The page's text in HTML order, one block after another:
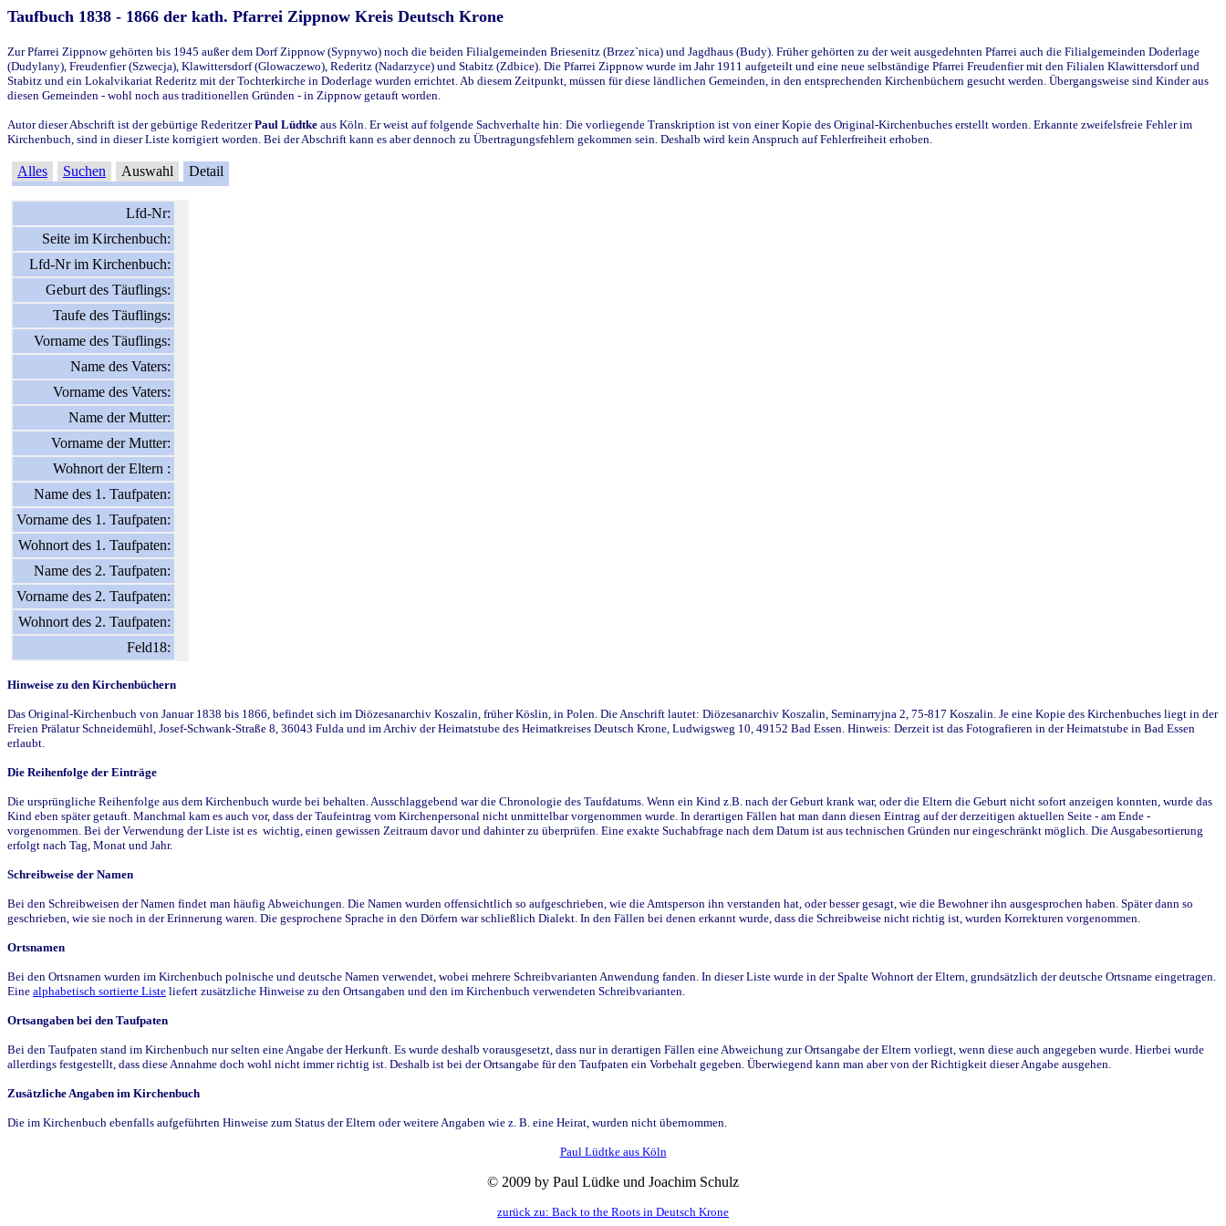
Taufbuch 1838 - 1866 der kath. Pfarrei Zippnow Kreis Deutsch Krone
Zur Pfarrei Zippnow gehörten bis 1945 außer dem Dorf Zippnow (Sypnywo) noch die beiden Filialgemeinden Briesenitz (Brzez`nica) und Jagdhaus (Budy). Früher gehörten zu der weit ausgedehnten Pfarrei auch die Filialgemeinden Doderlage
(Dudylany), Freudenfier (Szwecja), Klawittersdorf (Glowaczewo), Rederitz (Nadarzyce) und Stabitz (Zdbice). Die Pfarrei Zippnow wurde im Jahr 1911 aufgeteilt und eine neue selbständige Pfarrei Freudenfier mit den Filialen Klawittersdorf und
Stabitz und ein Lokalvikariat Rederitz mit der Tochterkirche in Doderlage wurden errichtet. Ab diesem Zeitpunkt, müssen für diese ländlichen Gemeinden, in den entsprechenden Kirchenbüchern gesucht werden. Übergangsweise sind Kinder aus
diesen Gemeinden - wohl noch aus traditionellen Gründen - in Zippnow getauft worden.
Autor dieser Abschrift ist der gebürtige RederitzerPaul Lüdtke aus Köln. Er weist auf folgende Sachverhalte hin: Die vorliegende Transkription ist von einer Kopie des Original-Kirchenbuches erstellt worden. Erkannte zweifelsfreie Fehler im
Kirchenbuch, sind in dieser Liste korrigiert worden. Bei der Abschrift kann es aber dennoch zu Übertragungsfehlern gekommen sein. Deshalb wird kein Anspruch auf Fehlerfreiheit erhoben.
Alles Suchen Auswahl Detail
Lfd-Nr:
Seite im Kirchenbuch:
Lfd-Nr im Kirchenbuch:
Geburt des Täuflings:
Taufe des Täuflings:
Vorname des Täuflings:
Name des Vaters:
Vorname des Vaters:
Name der Mutter:
Vorname der Mutter:
Wohnort der Eltern :
Name des 1. Taufpaten:
Vorname des 1. Taufpaten:
Wohnort des 1. Taufpaten:
Name des 2. Taufpaten:
Vorname des 2. Taufpaten:
Wohnort des 2. Taufpaten:
Feld18:
Hinweise zu den Kirchenbüchern
Das Original-Kirchenbuch von Januar 1838 bis 1866, befindet sich im Diözesanarchiv Koszalin, früher Köslin, in Polen. Die Anschrift lautet: Diözesanarchiv Koszalin, Seminarryjna 2, 75-817 Koszalin. Je eine Kopie des Kirchenbuches liegt in der
Freien Prälatur Schneidemühl, Josef-Schwank-Straße 8, 36043 Fulda und im Archiv der Heimatstube des Heimatkreises Deutsch Krone, Ludwigsweg 10, 49152 Bad Essen. Hinweis: Derzeit ist das Fotografieren in der Heimatstube in Bad Essen
erlaubt.
Die Reihenfolge der Einträge
Die ursprüngliche Reihenfolge aus dem Kirchenbuch wurde bei behalten. Ausschlaggebend war die Chronologie des Taufdatums. Wenn ein Kind z.B. nach der Geburt krank war, oder die Eltern die Geburt nicht sofort anzeigen konnten, wurde das
Kind eben später getauft. Manchmal kam es auch vor, dass der Taufeintrag vom Kirchenpersonal nicht unmittelbar vorgenommen wurde. In derartigen Fällen hat man dann diesen Eintrag auf der derzeitigen aktuellen Seite - am Ende -
vorgenommen. Bei der Verwendung der Liste ist es wichtig, einen gewissen Zeitraum davor und dahinter zu überprüfen. Eine exakte Suchabfrage nach dem Datum ist aus technischen Gründen nur eingeschränkt möglich. Die Ausgabesortierung
erfolgt nach Tag, Monat und Jahr.
Schreibweise der Namen
Bei den Schreibweisen der Namen findet man häufig Abweichungen. Die Namen wurden offensichtlich so aufgeschrieben, wie die Amtsperson ihn verstanden hat, oder besser gesagt, wie die Bewohner ihn ausgesprochen haben. Später dann so
geschrieben, wie sie noch in der Erinnerung waren. Die gesprochene Sprache in den Dörfern war schließlich Dialekt. In den Fällen bei denen erkannt wurde, dass die Schreibweise nicht richtig ist, wurden Korrekturen vorgenommen.
Ortsnamen
Bei den Ortsnamen wurden im Kirchenbuch polnische und deutsche Namen verwendet, wobei mehrere Schreibvarianten Anwendung fanden. In dieser Liste wurde in der Spalte Wohnort der Eltern, grundsätzlich der deutsche Ortsname eingetragen.
Eine alphabetisch sortierte Liste liefert zusätzliche Hinweise zu den Ortsangaben und den im Kirchenbuch verwendeten Schreibvarianten.
Ortsangaben bei den Taufpaten
Bei den Taufpaten stand im Kirchenbuch nur selten eine Angabe der Herkunft. Es wurde deshalb vorausgesetzt, dass nur in derartigen Fällen eine Abweichung zur Ortsangabe der Eltern vorliegt, wenn diese auch angegeben wurde. Hierbei wurde
allerdings festgestellt, dass diese Annahme doch wohl nicht immer richtig ist. Deshalb ist bei der Ortsangabe für den Taufpaten ein Vorbehalt gegeben. Überwiegend kann man aber von der Richtigkeit dieser Angabe ausgehen.
Zusätzliche Angaben im Kirchenbuch
Die im Kirchenbuch ebenfalls aufgeführten Hinweise zum Status der Eltern oder weitere Angaben wie z. B. eine Heirat, wurden nicht übernommen.
Paul Lüdtke aus Köln
© 2009 by Paul Lüdke und Joachim Schulz
zurück zu: Back to the Roots in Deutsch Krone